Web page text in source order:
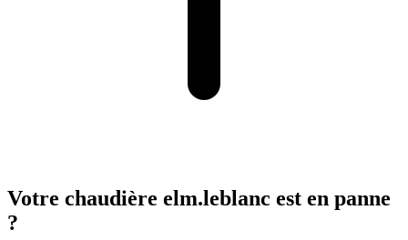
Votre chaudière elm.leblanc est en panne
?